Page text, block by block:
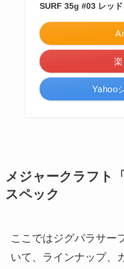
SURF 35g #03 レッ
Yahoo
メジャークラフト
スペック
ここではジグパラサー
いて、ラインナップ、